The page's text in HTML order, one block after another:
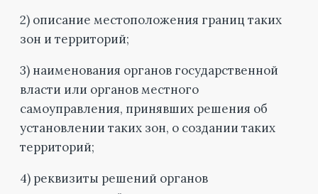
2) описание местоположения границ таких
зон и территорий;
3) наименования органов государственной
власти или органов местного
самоуправления, принявших решения об
установлении таких зон, о создании таких
территорий;
4) реквизиты решений органов